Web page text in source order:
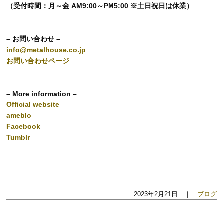
（受付時間：月～金 AM9:00～PM5:00 ※土日祝日は休業）
– お問い合わせ –
info@metalhouse.co.jp
お問い合わせページ
– More information –
Official website
ameblo
Facebook
Tumblr
2023年2月21日 ｜ ブログ